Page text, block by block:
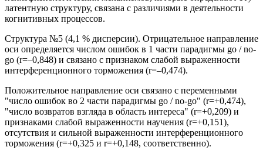
латентную структуру, связана с различиями в деятельности
когнитивных процессов.
Структура №5 (4,1 % дисперсии). Отрицательное направление
оси определяется числом ошибок в 1 части парадигмы go / no-
go (r=–0,848) и связано с признаком слабой выраженности
интерференционного торможения (r=–0,474).
Положительное направление оси связано с переменными
"число ошибок во 2 части парадигмы go / no-go" (r=+0,474),
"число возвратов взгляда в область интереса" (r=+0,209) и
признаками слабой выраженности научения (r=+0,151),
отсутствия и сильной выраженности интерференционного
торможения (r=+0,325 и r=+0,148, соответственно).